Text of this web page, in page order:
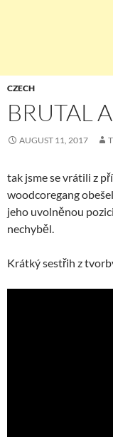
CZECH
BRUTAL
AUGUST 11, 2017
tak jsme se vrátili z
woodcoregang
jeho uvolněnou
nechyběl.
Krátký sestřih z